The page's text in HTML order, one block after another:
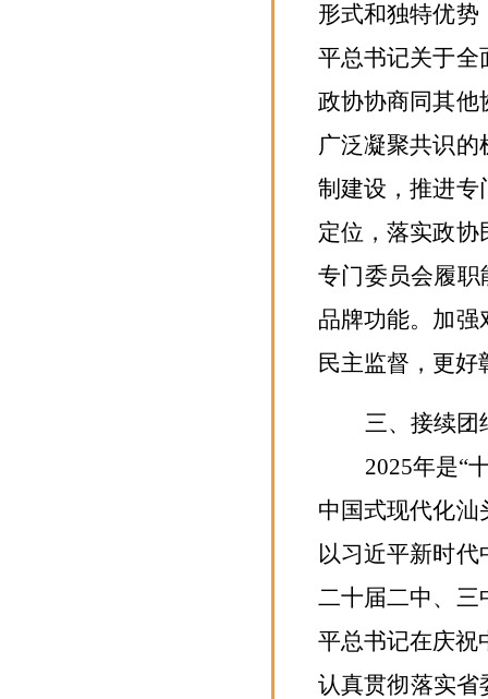
形式和独特优势
平总书记关于全
政协协商同其他
广泛凝聚共识
制建设，推进专
定位，落实政协
专门委员会履职
品牌功能。 加强
民主监督，更好
三、接续团
2025年是“
中国式现代化汕
以习近平新时
二十届二中、三
平总书记在庆祝
认真贯彻落实省